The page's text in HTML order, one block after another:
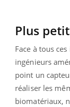
Plus
Face à tous
ingénieurs
point un
réaliser les
biomatériaux,